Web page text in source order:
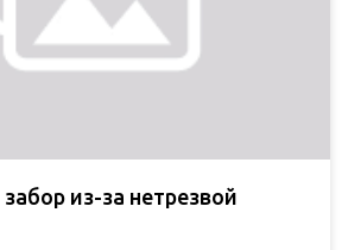
из-за нетрезвой